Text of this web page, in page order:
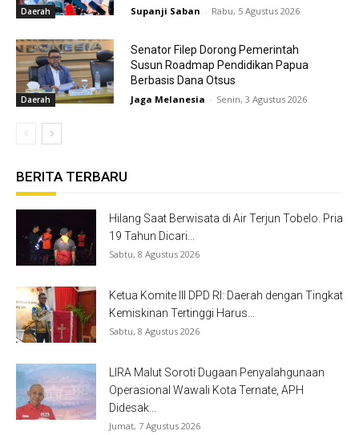
Daerah Supanji Saban - Rabu, 5 Agustus 2026
Daerah
Senator Filep Dorong Pemerintah
Susun Roadmap Pendidikan Papua
Berbasis Dana Otsus
Jaga Melanesia - Senin, 3 Agustus 2026
BERITA TERBARU
Hilang Saat Berwisata di Air Terjun Tobelo. Pria
19 Tahun Dicari...
Sabtu, 8 Agustus 2026
Ketua Komite III DPD RI: Daerah dengan Tingkat
Kemiskinan Tertinggi Harus...
Sabtu, 8 Agustus 2026
LIRA Malut Soroti Dugaan Penyalahgunaan
Operasional Wawali Kota Ternate, APH
Didesak...
Jumat, 7 Agustus 2026